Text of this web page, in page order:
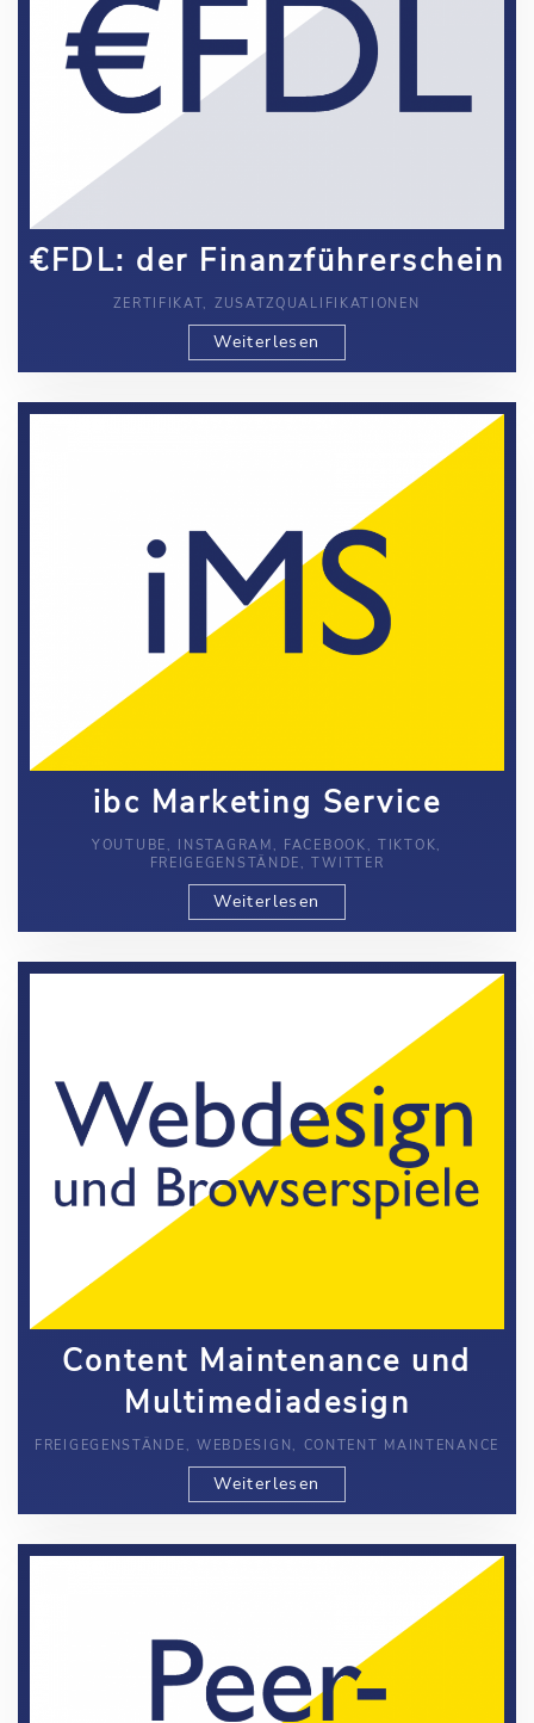
€FDL: der Finanzführerschein
ZERTIFIKAT, ZUSATZQUALIFIKATIONEN
Weiterlesen
ibc Marketing Service
YOUTUBE, INSTAGRAM, FACEBOOK, TIKTOK,
FREIGEGENSTÄNDE, TWITTER
Weiterlesen
Content Maintenance und
Multimediadesign
FREIGEGENSTÄNDE, WEBDESIGN, CONTENT MAINTENANCE
Weiterlesen